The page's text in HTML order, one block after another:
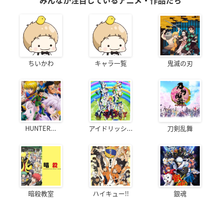
ちいかわ キャラ一覧 鬼滅の刃
HUNTER... アイドリッシ... 刀剣乱舞
暗殺教室 ハイキュー!! 銀魂